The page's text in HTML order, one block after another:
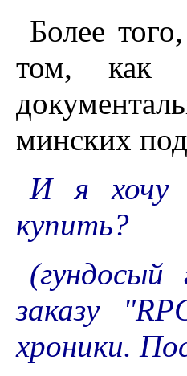
Более
том, как
минских
И я хочу
купить?
заказу
хроники.